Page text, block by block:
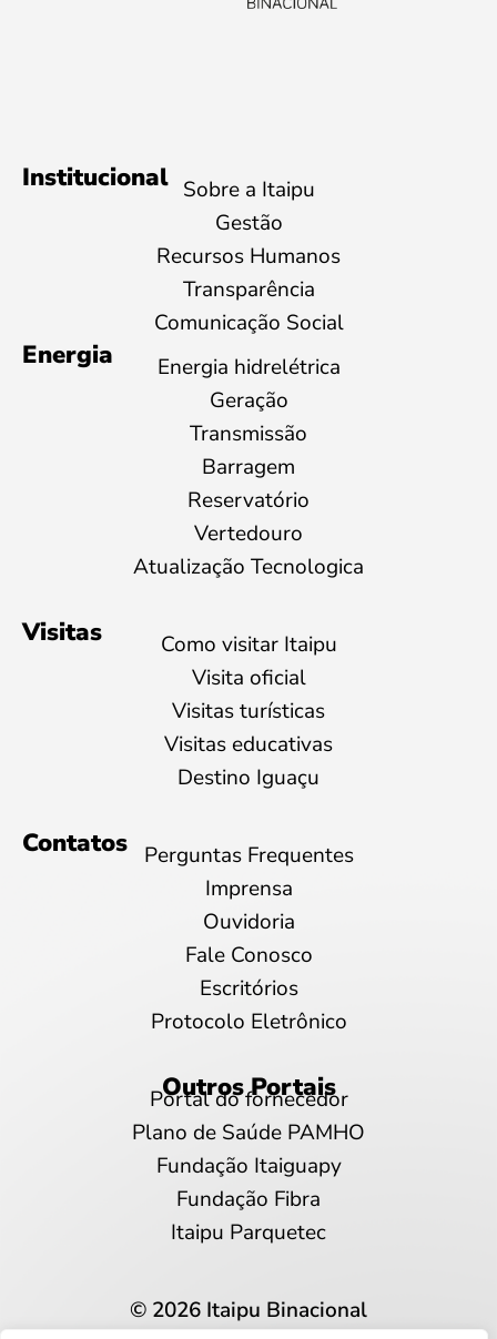
Institucional Sobre a Itaipu
Gestão
Recursos Humanos
Transparência
Comunicação Social
Energia
Energia hidrelétrica
Geração
Transmissão
Barragem
Reservatório
Vertedouro
Atualização Tecnologica
Visitas
Como visitar Itaipu
Visita oficial
Visitas turísticas
Visitas educativas
Destino Iguaçu
Contatos
Perguntas Frequentes
Imprensa
Ouvidoria
Fale Conosco
Escritórios
Protocolo Eletrônico
Outros Portais
Portal do fornecedor
Plano de Saúde PAMHO
Fundação Itaiguapy
Fundação Fibra
Itaipu Parquetec
© 2026 Itaipu Binacional